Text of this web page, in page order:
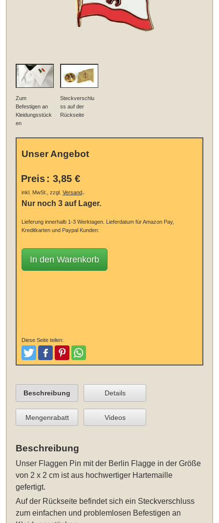
Zum
Befestigen an
Kleidungsstück
en
Steckverschlu
ss auf der
Rückseite
Unser Angebot
Preis : 3,85 €
inkl. MwSt., zzgl. Versand.
Nur noch 3 auf Lager.
Lieferung innerhalb 1-3 Werktagen. Lieferdatum für Amazon Pay,
Kreditkarten und Paypal Kunden:
In den Warenkorb
Diese Seite teilen:
TweetenPostenPinterestTeilen
Beschreibung Details
Mengenrabatt Videos
Beschreibung
Unser Flaggen Pin mit der Berlin Flagge in der Größe
von 2 x 2 cm ist aus hochwertiger Hartemaille
gefertigt.
Auf der Rückseite befindet sich ein Steckverschluss
zum einfachen und problemlosen Befestigen an